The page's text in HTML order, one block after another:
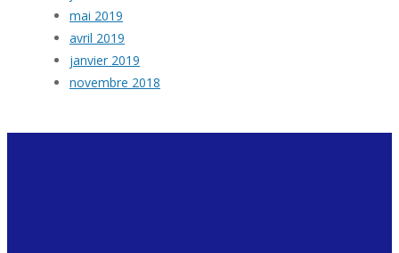
mai 2019
avril 2019
janvier 2019
novembre 2018